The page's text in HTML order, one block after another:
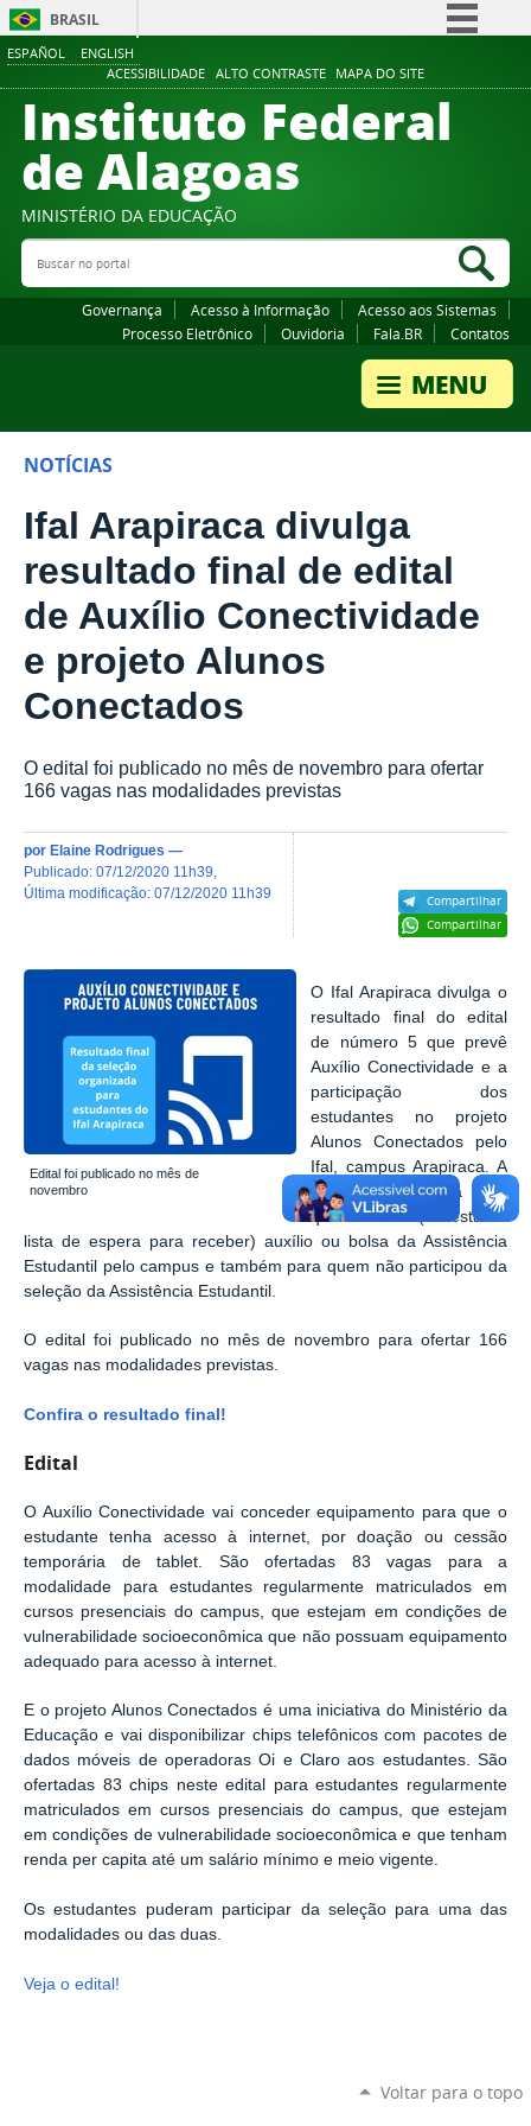
ESPAÑOL ENGLISH
ACESSIBILIDADE ALTO CONTRASTE MAPA DO SITE
BRASIL
Comunica BR
Participe
Canais
Instituto Federal
de Alagoas
MINISTÉRIO DA EDUCAÇÃO
Buscar no portal
Governança Acesso à Informação
Acesso aos Sistemas
Processo Eletrônico
Ouvidoria Fala.BR Contatos
NOTÍCIAS
Ifal Arapiraca divulga
resultado final de edital
de Auxílio Conectividade
e projeto Alunos
Conectados
O edital foi publicado no mês de novembro para ofertar
166 vagas nas modalidades previstas
Compartilhar
Compartilhar
por Elaine Rodrigues —
publicado: 07/12/2020 11h39
última modificação: 07/12/2020 11h39
Edital foi publicado no mês de
novembro
O Ifal Arapiraca divulga o
resultado final do edital
de número 5 que prevê
Auxílio Conectividade e a
participação dos
estudantes no projeto
Alunos Conectados pelo
Ifal, campus Arapiraca. A
seleção foi voltada para
quem recebe (ou está na
lista de espera para receber) auxílio ou bolsa da Assistência
Estudantil pelo campus e também para quem não participou da
seleção da Assistência Estudantil.
O edital foi publicado no mês de novembro para ofertar 166
vagas nas modalidades previstas.
Confira o resultado final!
Edital
O Auxílio Conectividade vai conceder equipamento para que o
estudante tenha acesso à internet, por doação ou cessão
temporária de tablet. São ofertadas 83 vagas para a
modalidade para estudantes regularmente matriculados em
cursos presenciais do campus, que estejam em condições de
vulnerabilidade socioeconômica que não possuam equipamento
adequado para acesso à internet.
E o projeto Alunos Conectados é uma iniciativa do Ministério da
Educação e vai disponibilizar chips telefônicos com pacotes de
dados móveis de operadoras Oi e Claro aos estudantes. São
ofertadas 83 chips neste edital para estudantes regularmente
matriculados em cursos presenciais do campus, que estejam
em condições de vulnerabilidade socioeconômica e que tenham
renda per capita até um salário mínimo e meio vigente.
Os estudantes puderam participar da seleção para uma das
modalidades ou das duas.
Veja o edital!
Voltar para o topo